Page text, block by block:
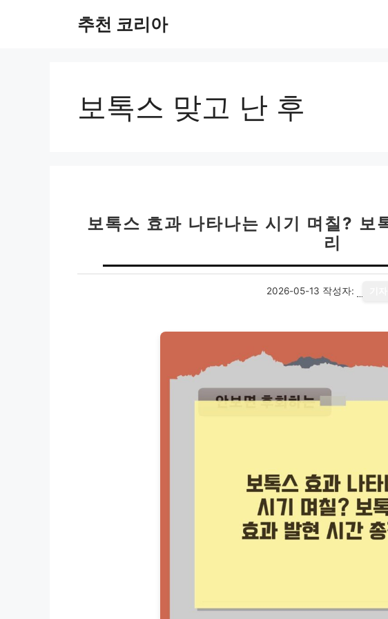
추천 코리아
보톡스 맞고 난 후
보톡스 효과 나타나는 시기 며칠? 보
리
2026-05-13 작성자: